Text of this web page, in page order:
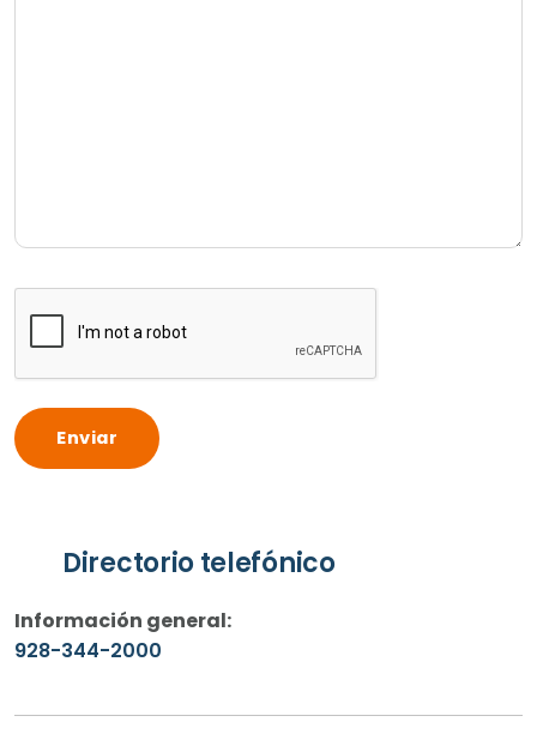
Directorio telefónico
Información general:
928-344-2000